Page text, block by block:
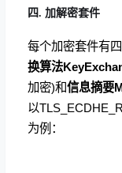
四. 加解密套件
每个加密套件有四
换算法
加密)和信息摘要
以
为例：